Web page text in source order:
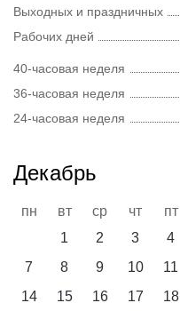
Выходных и праздничных
Рабочих дней
40-часовая неделя
36-часовая неделя
24-часовая неделя
Декабрь
пн вт ср чт пт
1
2 3 4
7
8 9 10 11
14
15 16 17 18